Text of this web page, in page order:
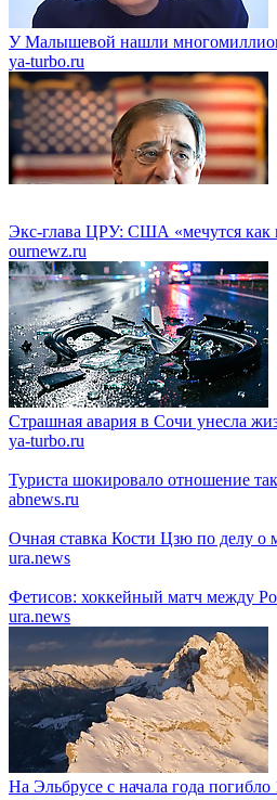
У Малышевой нашли
ya-turbo.ru
Экс-глава ЦРУ: США «мечутся как
ournewz.ru
Страшная авария в Сочи унесла
ya-turbo.ru
Туриста шокировало отношение
abnews.ru
Очная ставка Кости Цзю по делу о
ura.news
Фетисов: хоккейный матч между
ura.news
На Эльбрусе с начала года погибло